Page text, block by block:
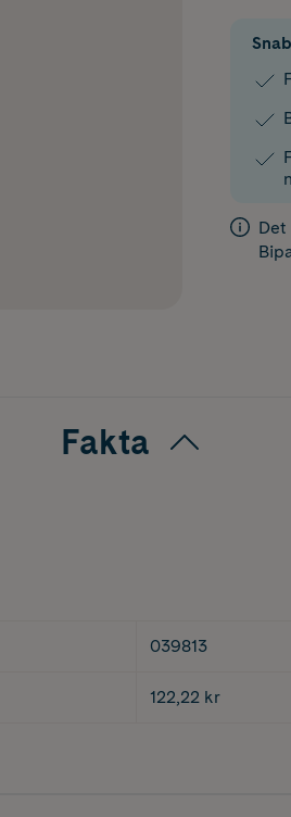
Fakta
039813
122,22 kr